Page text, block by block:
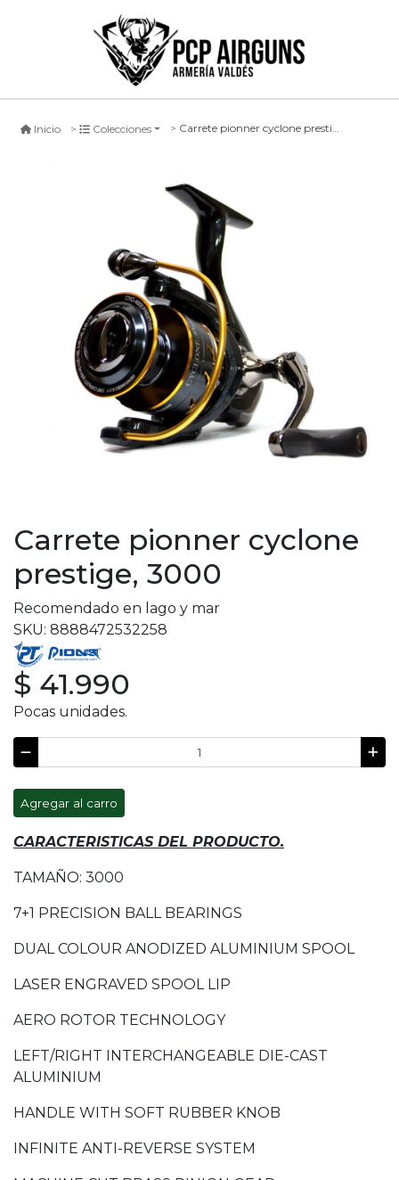
Inicio Colecciones Carrete pionner cyclone prestige, 3000
Carrete pionner cyclone
prestige, 3000
Recomendado en lago y mar
SKU: 8888472532258
$ 41.990
Pocas unidades.
Agregar al carro
CARACTERISTICAS DEL PRODUCTO.
TAMAÑO: 3000
7+1 PRECISION BALL BEARINGS
DUAL COLOUR ANODIZED ALUMINIUM SPOOL
LASER ENGRAVED SPOOL LIP
AERO ROTOR TECHNOLOGY
LEFT/RIGHT INTERCHANGEABLE DIE-CAST
ALUMINIUM
HANDLE WITH SOFT RUBBER KNOB
INFINITE ANTI-REVERSE SYSTEM